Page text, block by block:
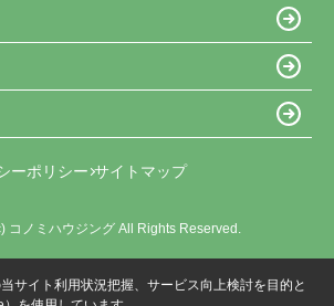
ーポリシー サイトマップ
コノミハウジング All Rights Reserved.
サイト利用状況把握、サービス向上検討を目的と